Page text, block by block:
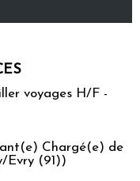
voyages H/F -
Chargé(e) de
Evry (91))